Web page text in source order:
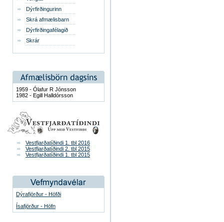
Dýrfirðingurinn
Skrá afmælisbarn
Dýrfirðingafélagið
Skrár
1959 - Ólafur R Jónsson
1982 - Egill Halldórsson
Vestfjarðatíðindi 1. tbl 2016
Vestfjarðatíðindi 2. tbl 2015
Vestfjarðatíðindi 1. tbl 2015
Dýrafjörður - Höfði
Ísafjörður - Höfn